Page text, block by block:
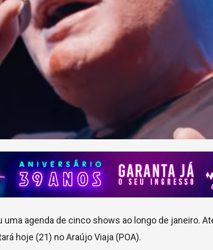
uma agenda de cinco shows ao longo de janeiro.
hoje (21) no Araújo Viaja (POA).